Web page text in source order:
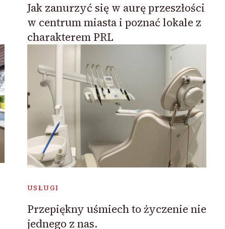
Jak zanurzyć się w aurę przeszłości
w centrum miasta i poznać lokale z
charakterem PRL
USŁUGI
Przepiękny uśmiech to życzenie nie
jednego z nas.